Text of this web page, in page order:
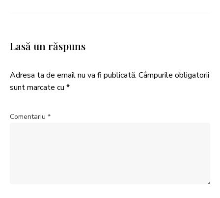
Lasă un răspuns
Adresa ta de email nu va fi publicată. Câmpurile obligatorii
sunt marcate cu *
Comentariu *